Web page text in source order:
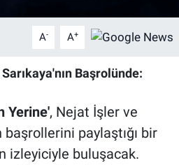
A- A+
Başrolünde:
Yerine', Nejat İşler ve
başrollerini paylaştığı bir
izleyiciyle buluşacak.